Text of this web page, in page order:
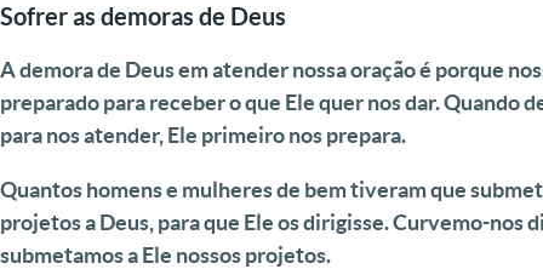
Sofrer as demoras de Deus
A demora de Deus em atender nossa oração é porque
preparado para receber o que Ele quer nos dar. Quando
para nos atender, Ele primeiro nos prepara.
Quantos homens e mulheres de bem tiveram que
projetos a Deus, para que Ele os dirigisse. Curvemo-nos
submetamos a Ele nossos projetos.